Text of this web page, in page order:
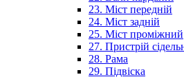
23. Міст передній
24. Міст задній
25. Міст проміжний
27. Пристрій
28. Рама
29. Підвіска